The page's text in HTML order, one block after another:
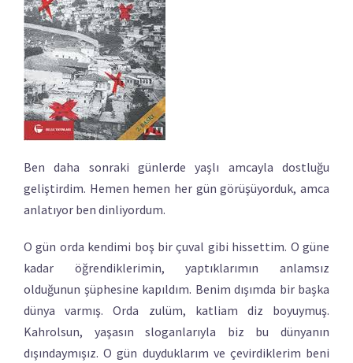
Ben daha sonraki günlerde yaşlı amcayla dostluğu
geliştirdim. Hemen hemen her gün görüşüyorduk, amca
anlatıyor ben dinliyordum.
O gün orda kendimi boş bir çuval gibi hissettim. O güne
kadar öğrendiklerimin, yaptıklarımın anlamsız
olduğunun şüphesine kapıldım. Benim dışımda bir başka
dünya varmış. Orda zulüm, katliam diz boyuymuş.
Kahrolsun, yaşasın sloganlarıyla biz bu dünyanın
dışındaymışız. O gün duyduklarım ve çevirdiklerim beni